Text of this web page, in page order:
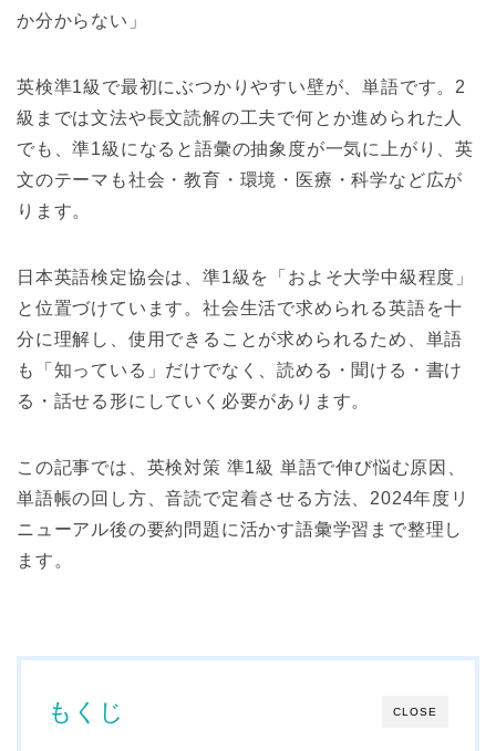
か分からない」
英検準1級で最初にぶつかりやすい壁が、単語です。2
級までは文法や長文読解の工夫で何とか進められた人
でも、準1級になると語彙の抽象度が一気に上がり、英
文のテーマも社会・教育・環境・医療・科学など広が
ります。
日本英語検定協会は、準1級を「およそ大学中級程度」
と位置づけています。社会生活で求められる英語を十
分に理解し、使用できることが求められるため、単語
も「知っている」だけでなく、読める・聞ける・書け
る・話せる形にしていく必要があります。
この記事では、英検対策 準1級 単語で伸び悩む原因、
単語帳の回し方、音読で定着させる方法、2024年度リ
ニューアル後の要約問題に活かす語彙学習まで整理し
ます。
CLOSE
もくじ